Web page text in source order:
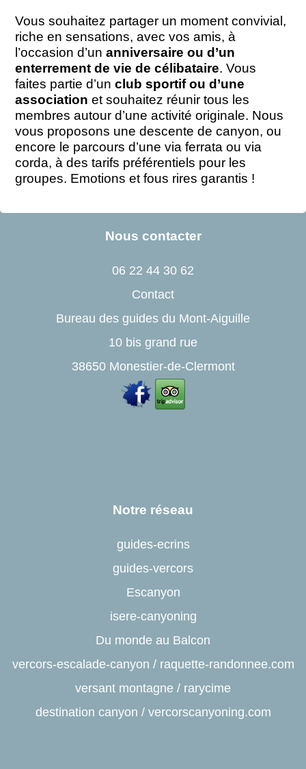
Vous souhaitez partager un moment convivial,
riche en sensations, avec vos amis, à
l’occasion d’unanniversaire ou d’un
enterrement de vie de célibataire. Vous
faites partie d’unclub sportif ou d’une
association et souhaitez réunir tous les
membres autour d’une activité originale. Nous
vous proposons une descente de canyon, ou
encore le parcours d’une via ferrata ou via
corda, à des tarifs préférentiels pour les
groupes. Emotions et fous rires garantis !
Nous contacter
06 22 44 30 62
Contact
Bureau des guides du Mont-Aiguille
10 bis grand rue
38650 Monestier-de-Clermont
Notre réseau
guides-ecrins
guides-vercors
Escanyon
isere-canyoning
Du monde au Balcon
vercors-escalade-canyon / raquette-randonnee.com
versant montagne / rarycime
destination canyon / vercorscanyoning.com